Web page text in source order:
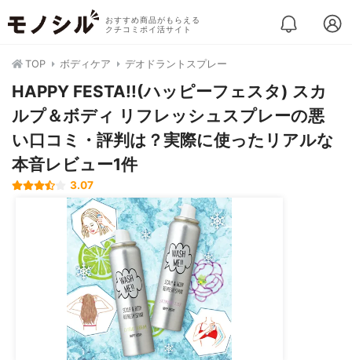
おすすめ商品がもらえる
クチコミポイ活サイト
TOP ボディケア デオドラントスプレー
HAPPY FESTA!!(ハッピーフェスタ) スカ
ルプ＆ボディ リフレッシュスプレーの悪
い口コミ・評判は？実際に使ったリアルな
本音レビュー1件
3.07